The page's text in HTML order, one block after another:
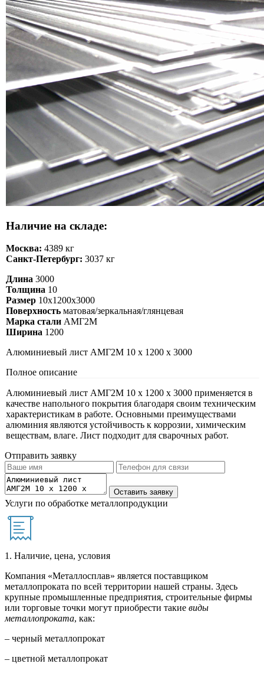
Наличие на складе:
Москва: 4389 кг
Санкт-Петербург: 3037 кг
Длина 3000
Толщина 10
Размер 10х1200х3000
Поверхность матовая/зеркальная/глянцевая
Марка стали АМГ2М
Ширина 1200
Алюминиевый лист АМГ2М 10 х 1200 х 3000
Полное описание
Алюминиевый лист АМГ2М 10 х 1200 х 3000 применяется в
качестве напольного покрытия благодаря своим техническим
характеристикам в работе. Основными преимуществами
алюминия являются устойчивость к коррозии, химическим
веществам, влаге. Лист подходит для сварочных работ.
Отправить заявку
Услуги по обработке металлопродукции
1. Наличие, цена, условия
Компания «Металлосплав» является поставщиком
металлопроката по всей территории нашей страны. Здесь
крупные промышленные предприятия, строительные фирмы
или торговые точки могут приобрести такие виды
металлопроката, как:
– черный металлопрокат
– цветной металлопрокат